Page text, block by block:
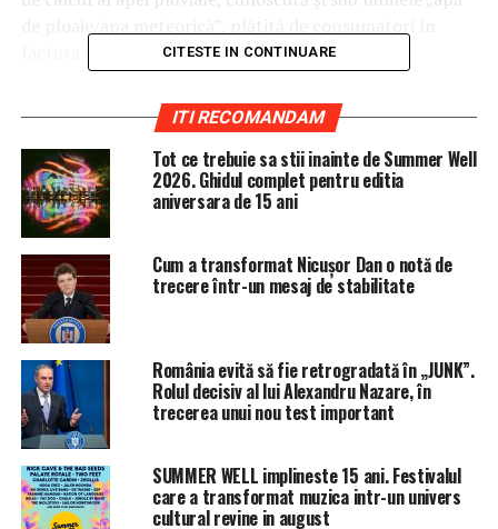
factura emisă lună de lună.
„O parte a cantităţilor de ape meteorice (precipitaţiilor)
care cad pe proprietatea utilizatorilor sunt preluate în
sistemul public de canalizare împreună cu apele uzate
menajere. Tarifarea acestui serviciu (care apare pe
factură ca şi “apa-meteo”) ţine cont nu doar de
preluarea în sistemul de canalizare, ci şi de faptul că,
împreună cu apele uzate, trebuie epurate înainte de a fi
redate mediului înconjurător.
Conform prevederilor normative în vigoare, “cantitatea
de apa meteorică preluată la reţeaua de canalizare se
determină prin înmulţirea cantităţii de apă meteorică,
transmisă de A.N.M. pentru luna anterioară facturării,
cu suprafeţele totale ale incintelor construite şi
neconstruite, dovedite de fiecare utilizator şi cu
coeficienţii de scurgere recomandaţi de SR EN 1846–
2:2006.
CITESTE IN CONTINUARE
ITI RECOMANDAM
Tot ce trebuie sa stii inainte de Summer Well
2026. Ghidul complet pentru editia
aniversara de 15 ani
Cum a transformat Nicușor Dan o notă de
trecere într-un mesaj de stabilitate
România evită să fie retrogradată în „JUNK”.
Rolul decisiv al lui Alexandru Nazare, în
trecerea unui nou test important
SUMMER WELL implineste 15 ani. Festivalul
care a transformat muzica intr-un univers
cultural revine in august